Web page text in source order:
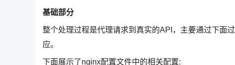
基础部分
整个处理过程是代理请求到真实的API，主要通过下面
应。
下面展示了nginx配置文件中的相关配置: